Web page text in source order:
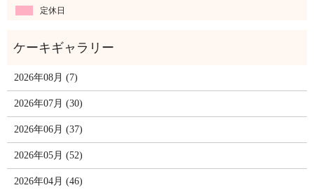
定休日
2026年08月 (7)
2026年07月 (30)
2026年06月 (37)
2026年05月 (52)
2026年04月 (46)